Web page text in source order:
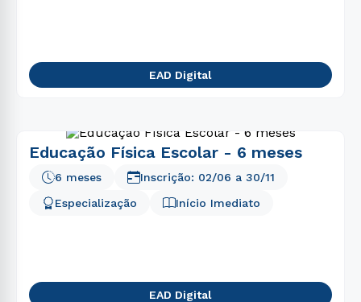
EAD Digital
Educação Física Escolar - 6 meses
Especialização Início Imediato
6 meses Inscrição: 02/06 a 30/11
EAD Digital